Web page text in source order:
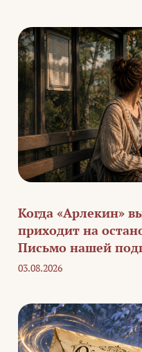
Когда «Арлекин»
приходит на
Письмо нашей
03.08.2026